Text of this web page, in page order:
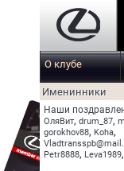
О клубе
Именинники
Наши
ОляВит, drum_87,
gorokhov88, Koha,
Petr8888, Leva1989,